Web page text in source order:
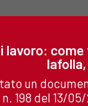
lavoro:
un
198 del 13/